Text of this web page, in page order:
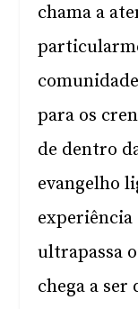
chama a
para os
de dentro
evangelho
experiência
ultrapassa
chega a ser